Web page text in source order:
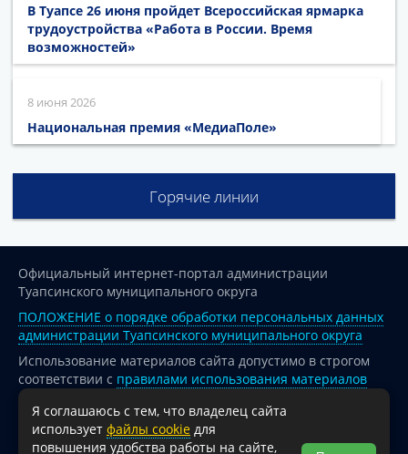
В Туапсе 26 июня пройдет Всероссийская ярмарка
трудоустройства «Работа в России. Время
возможностей»
8 июня 2026
Национальная премия «МедиаПоле»
Горячие линии
Официальный интернет-портал администрации
Туапсинского муниципального округа
ПОЛОЖЕНИЕ о порядке обработки персональных данных
администрации Туапсинского муниципального округа
Использование материалов сайта допустимо в строгом
соответствии с правилами использования материалов
опубликованных на сайте
При перепечатке и использовании информации ссылка
на источник обязательна.
Я соглашаюсь с тем, что владелец сайта
использует файлы cookie для
повышения удобства работы на сайте,